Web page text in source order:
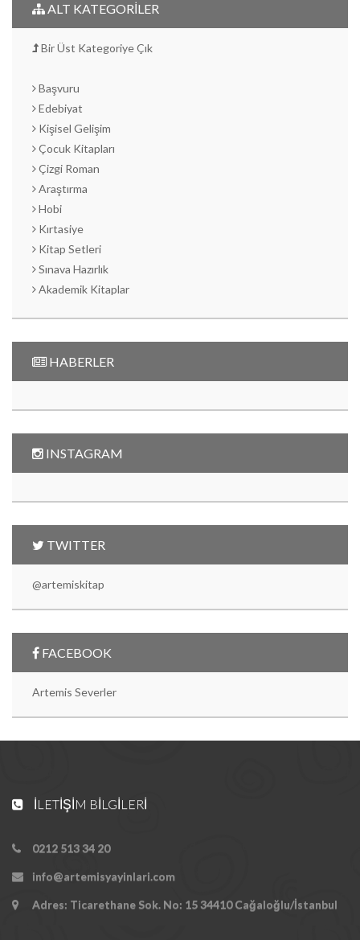
ALT KATEGORİLER
Bir Üst Kategoriye Çık
Başvuru
Edebiyat
Kişisel Gelişim
Çocuk Kitapları
Çizgi Roman
Araştırma
Hobi
Kırtasiye
Kitap Setleri
Sınava Hazırlık
Akademik Kitaplar
HABERLER
INSTAGRAM
TWITTER
@artemiskitap
FACEBOOK
Artemis Severler
İLETIŞIM BILGILERI
0212 513 34 20
info@artemisyayinlari.com
Adres: Ticarethane Sok. No: 15 34410 Cağaloğlu/İstanbul